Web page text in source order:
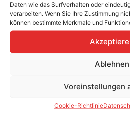
Daten wie das Surfverhalten oder
verarbeiten. Wenn Sie Ihre Zustimmung
können bestimmte Merkmale und
Ablehnen
Voreinstellungen
Cookie-Richtlinie
Kontakt
Widerrufsbelehrung
Rücknahmen & Gewährleistung
Sicher bezahlen